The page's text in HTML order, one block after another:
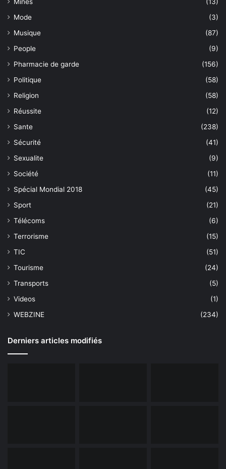
Mode
(3)
Musique
(87)
People
(9)
Pharmacie de garde
(156)
Politique
(58)
Religion
(58)
Réussite
(12)
Sante
(238)
Sécurité
(41)
Sexualite
(9)
Société
(11)
Spécial Mondial 2018
(45)
Sport
(21)
Télécoms
(6)
Terrorisme
(15)
TIC
(51)
Tourisme
(24)
Transports
(5)
Videos
(1)
WEBZINE
(234)
Derniers articles modifiés